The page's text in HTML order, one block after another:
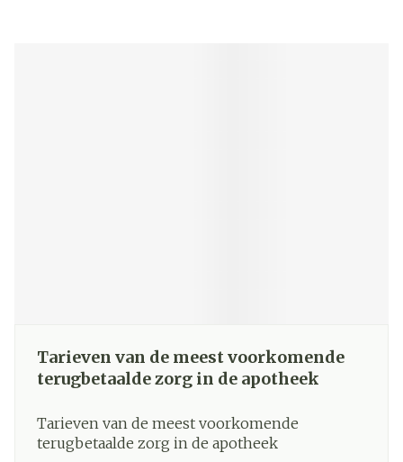
Tarieven van de meest voorkomende
terugbetaalde zorg in de apotheek
Tarieven van de meest voorkomende
terugbetaalde zorg in de apotheek